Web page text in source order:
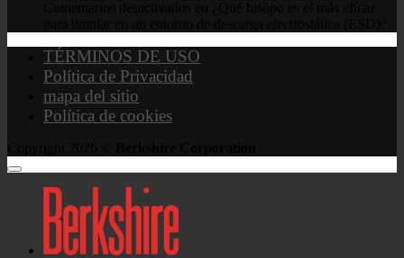
TÉRMINOS DE USO
Política de Privacidad
mapa del sitio
Política de cookies